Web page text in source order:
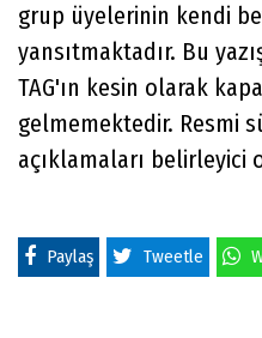
grup üyelerinin kendi
yansıtmaktadır. Bu
TAG'ın kesin olarak
gelmemektedir. Resmi
açıklamaları belirleyici
Paylaş Tweetle